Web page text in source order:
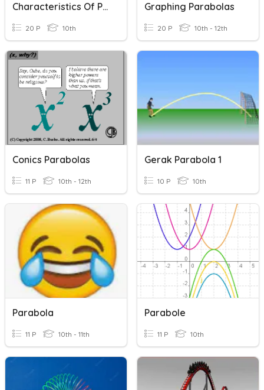
Characteristics Of Parabola
20 P 10th
Graphing Parabolas
20 P 10th - 12th
Conics Parabolas
11 P 10th - 12th
Gerak Parabola 1
10 P 10th
Parabola
11 P 10th - 11th
Parabole
11 P 10th